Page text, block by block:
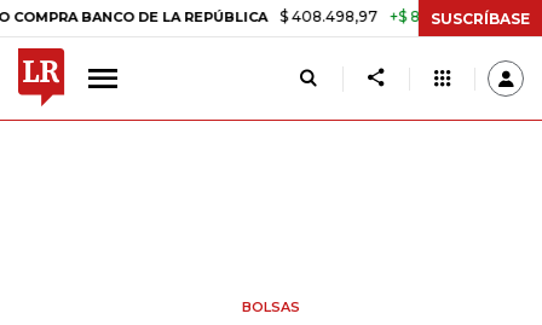
BANCO DE LA REPÚBLICA $ 408.498,97 +$ 8.753,81 +2,19% TASA
SUSCRÍBASE
BOLSAS